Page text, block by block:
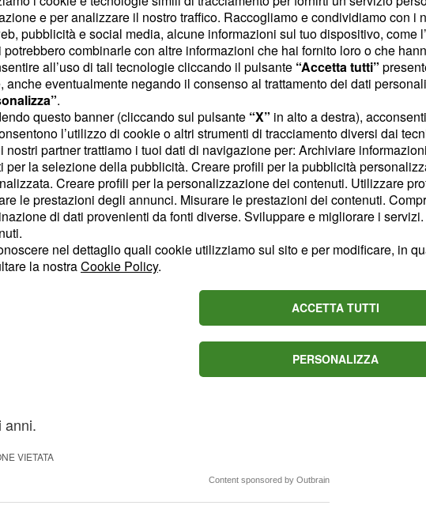
segreto di Vanoni, la super-
della finale a Sanremo
relazione ha avuto anche un figlio: si chiama
ma, in tutti questi anni, è sempre rimasto
ha scelto di non pubblicare mai foto di suo figlio
sue ultime interviste, la cantante ha ammesso
alla vita ma non ha nascosto di essere
anni.
VIETATA
Content sponsored by Outbrain
e per analizzare il nostro traffico. Raccogliamo e condividiamo con i
pubblicità e social media, alcune informazioni sul tuo dispositivo, come
potrebbero combinarle con altre informazioni che hai fornito loro o che
all’uso di tali tecnologie cliccando il pulsante “Accetta tutti”
anche eventualmente negando il consenso al trattamento dei dati
.
questo banner (cliccando sul pulsante “X” in alto a destra),
l’utilizzo di cookie o altri strumenti di tracciamento diversi dai
nostri partner trattiamo i tuoi dati di navigazione per: Archiviare
per la selezione della pubblicità. Creare profili per la pubblicità
Creare profili per la personalizzazione dei contenuti. Utilizzare
le prestazioni degli annunci. Misurare le prestazioni dei contenuti.
di dati provenienti da fonti diverse. Sviluppare e migliorare i
nel dettaglio quali cookie utilizziamo sul sito e per modificare, in
la nostraCookie Policy.
ACCETTA TUTTI
PERSONALIZZA